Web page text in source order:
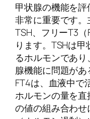
甲状腺の機能を
非常に重要です。
TSH、フリーT3
ります。TSHは
るホルモンであ
腺機能に問題が
FT4は、血液中で
ホルモンの量を
の値の組み合わ